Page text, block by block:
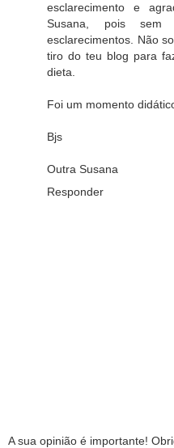
esclarecimento e
Susana, pois
esclarecimentos. Não
tiro do teu blog para
dieta.
Foi um momento
Bjs
Outra Susana
Responder
A sua opinião é importante!